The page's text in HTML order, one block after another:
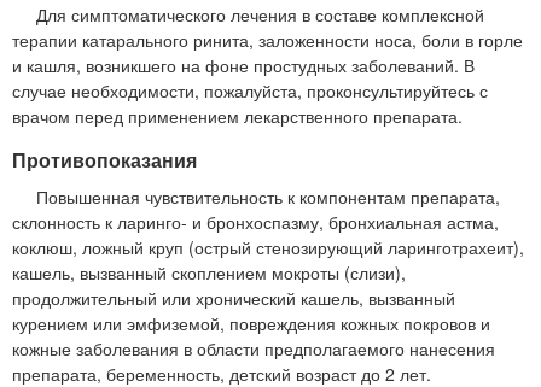
Для симптоматического лечения в составе комплексной
терапии катарального ринита, заложенности носа, боли в горле
и кашля, возникшего на фоне простудных заболеваний. В
случае необходимости, пожалуйста, проконсультируйтесь с
врачом перед применением лекарственного препарата.
Противопоказания
Повышенная чувствительность к компонентам препарата,
склонность к ларинго- и бронхоспазму, бронхиальная астма,
коклюш, ложный круп (острый стенозирующий ларинготрахеит),
кашель, вызванный скоплением мокроты (слизи),
продолжительный или хронический кашель, вызванный
курением или эмфиземой, повреждения кожных покровов и
кожные заболевания в области предполагаемого нанесения
препарата, беременность, детский возраст до 2 лет.